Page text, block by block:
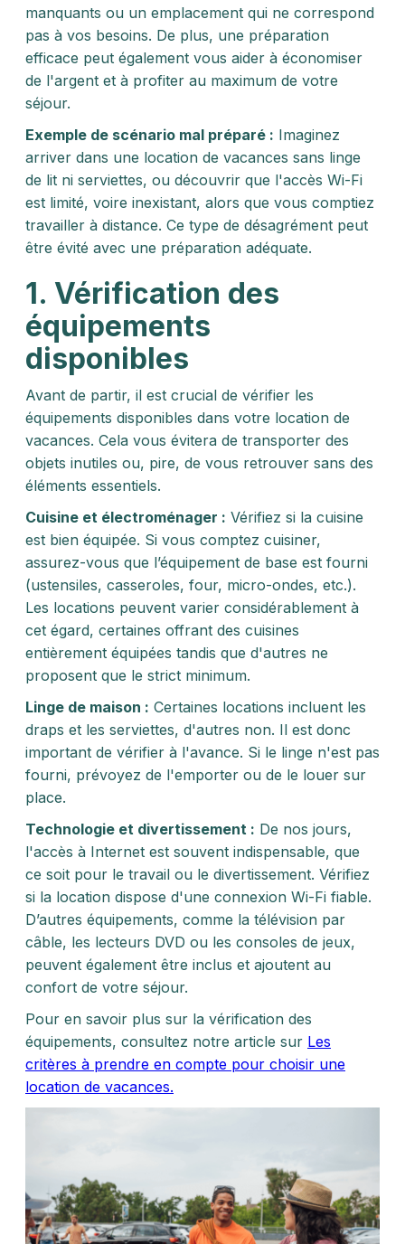
manquants ou un emplacement qui ne correspond
pas à vos besoins. De plus, une préparation
efficace peut également vous aider à économiser
de l'argent et à profiter au maximum de votre
séjour.
Exemple de scénario mal préparé : Imaginez
arriver dans une location de vacances sans linge
de lit ni serviettes, ou découvrir que l'accès Wi-Fi
est limité, voire inexistant, alors que vous comptiez
travailler à distance. Ce type de désagrément peut
être évité avec une préparation adéquate.
1. Vérification des
équipements
disponibles
Avant de partir, il est crucial de vérifier les
équipements disponibles dans votre location de
vacances. Cela vous évitera de transporter des
objets inutiles ou, pire, de vous retrouver sans des
éléments essentiels.
Cuisine et électroménager : Vérifiez si la cuisine
est bien équipée. Si vous comptez cuisiner,
assurez-vous que l’équipement de base est fourni
(ustensiles, casseroles, four, micro-ondes, etc.).
Les locations peuvent varier considérablement à
cet égard, certaines offrant des cuisines
entièrement équipées tandis que d'autres ne
proposent que le strict minimum.
Linge de maison : Certaines locations incluent les
draps et les serviettes, d'autres non. Il est donc
important de vérifier à l'avance. Si le linge n'est pas
fourni, prévoyez de l'emporter ou de le louer sur
place.
Technologie et divertissement : De nos jours,
l'accès à Internet est souvent indispensable, que
ce soit pour le travail ou le divertissement. Vérifiez
si la location dispose d'une connexion Wi-Fi fiable.
D’autres équipements, comme la télévision par
câble, les lecteurs DVD ou les consoles de jeux,
peuvent également être inclus et ajoutent au
confort de votre séjour.
Pour en savoir plus sur la vérification des
équipements, consultez notre article sur Les
critères à prendre en compte pour choisir une
location de vacances.